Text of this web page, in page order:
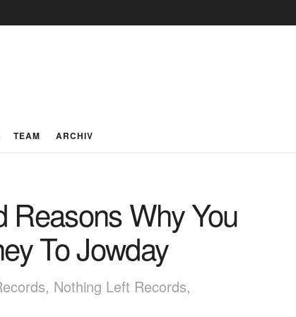
TEAM ARCHIV
Reasons Why You
To Jowday
Nothing Left Records,